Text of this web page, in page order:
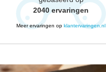
2040 ervaringen
Meer ervaringen op klantervaringen.nl